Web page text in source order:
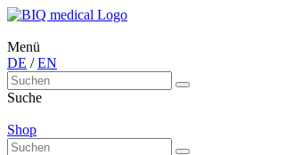
Menü
DE /EN
Suche
Shop